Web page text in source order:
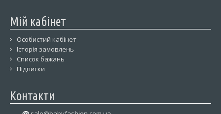
Мій кабінет
Особистий кабінет
Історія замовлень
Список бажань
Підписки
Контакти